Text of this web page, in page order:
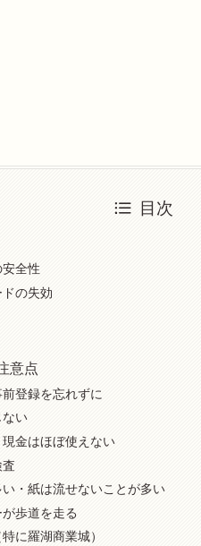
目次
全性
の失効
意点
登録を忘れずに
い
金はほぼ使えない
・紙は流せないことが多い
歩道を走る
に羅湖商業城）